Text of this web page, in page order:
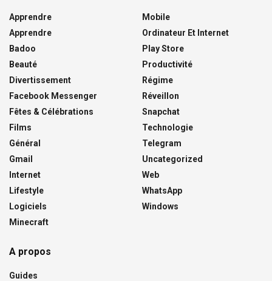
Apprendre
Apprendre
Badoo
Beauté
Divertissement
Facebook Messenger
Fêtes & Célébrations
Films
Général
Gmail
Internet
Lifestyle
Logiciels
Minecraft
Mobile
Ordinateur Et Internet
Play Store
Productivité
Régime
Réveillon
Snapchat
Technologie
Telegram
Uncategorized
Web
WhatsApp
Windows
A propos
Guides